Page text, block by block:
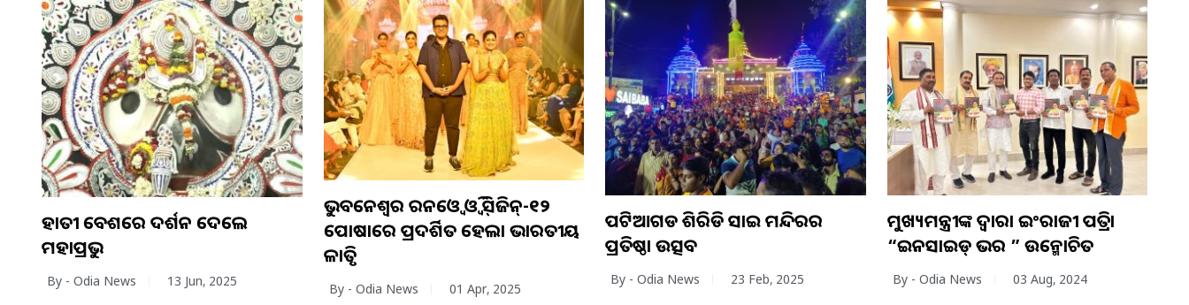
ହାତୀ ବେଶରେ ଦର୍ଶନ ଦେଲେ
ମହାପ୍ରଭୁ
By - Odia News 13 Jun, 2025
ଭୁବନେଶ୍ବର ରନଓ୍ବେ ଓ୍ବିକ୍ ସିଜିନ୍-୧୨
ପୋଷାକରେ ପ୍ରଦର୍ଶିତ ହେଲା ଭାରତୀୟ
କଳାକୃତି
By - Odia News 01 Apr, 2025
ପଟିଆଗଡ ଶିରିଡି ସାଇ ମନ୍ଦିରର
ପ୍ରତିଷ୍ଠା ଉତ୍ସବ
By - Odia News 23 Feb, 2025
ମୁଖ୍ୟମନ୍ତ୍ରୀଙ୍କ ଦ୍ୱାରା ଇଂରାଜୀ ପତ୍ରିକା
“ଇନସାଇଡ୍ କଭର ” ଉନ୍ମୋଚିତ
By - Odia News 03 Aug, 2024